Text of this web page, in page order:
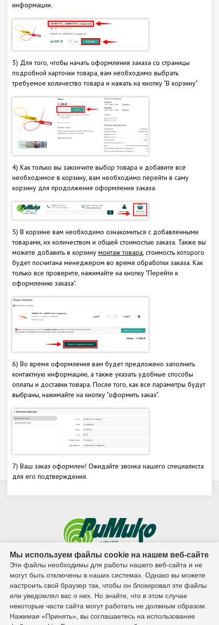
информации.
3) Для того, чтобы начать оформления заказа со страницы
подробной карточки товара, вам необходимо выбрать
требуемое количество товара и нажать на кнопку "В корзину"
4) Как только вы закончите выбор товара и добавите все
необходимое в корзину, вам необходимо перейти в саму
корзину для продолжения оформления заказа.
5) В корзине вам необходимо ознакомиться с добавленными
товарами, их количеством и общей стоимостью заказа. Также вы
можете добавить в корзину монтаж товара, стоимость которого
будет посчитана менеджером во время обработки заказа. Как
только все проверите, нажимайте на кнопку "Перейти к
оформлению заказа".
6) Во время оформления вам будет предложено заполнить
контактную информацию, а также указать удобные способы
оплаты и доставки товара. После того, как все параметры будут
выбраны, нажимайте на кнопку "оформить заказ".
7) Ваш заказ оформлен! Ожидайте звонка нашего специалиста
для его подтверждения.
© 1995г. - 2026г. ООО ЦБ "Римико"
Контактный телефон:
8 (8482) 65-02-27
Мы используем файлы cookie на нашем веб-сайте
Эти файлы необходимы для работы нашего веб-сайта и не
могут быть отключены в наших системах. Однако вы можете
настроить свой браузер так, чтобы он блокировал эти файлы
или уведомлял вас о них. Но знайте, что в этом случае
некоторые части сайта могут работать не должным образом.
Нажимая «Принять», вы соглашаетесь на использование